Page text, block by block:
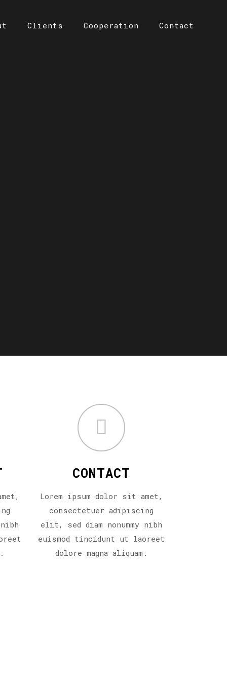
Clients Cooperation Contact
CONTACT
Lorem ipsum dolor sit amet,
consectetuer adipiscing
elit, sed diam nonummy nibh
euismod tincidunt ut laoreet
dolore magna aliquam.